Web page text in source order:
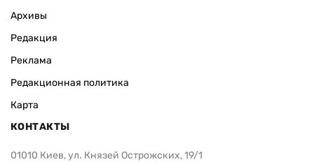
Архивы
Редакция
Реклама
Редакционная политика
Карта
КОНТАКТЫ
01010 Киев, ул. Князей Острожских, 19/1